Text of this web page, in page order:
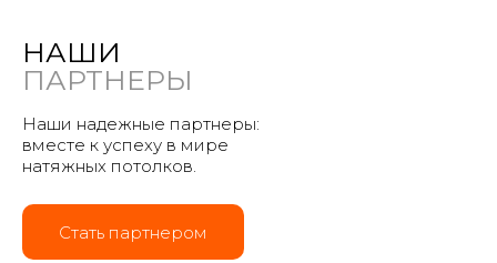
НАШИ
ПАРТНЕРЫ
Наши надежные партнеры:
вместе к успеху в мире
натяжных потолков.
Стать партнером